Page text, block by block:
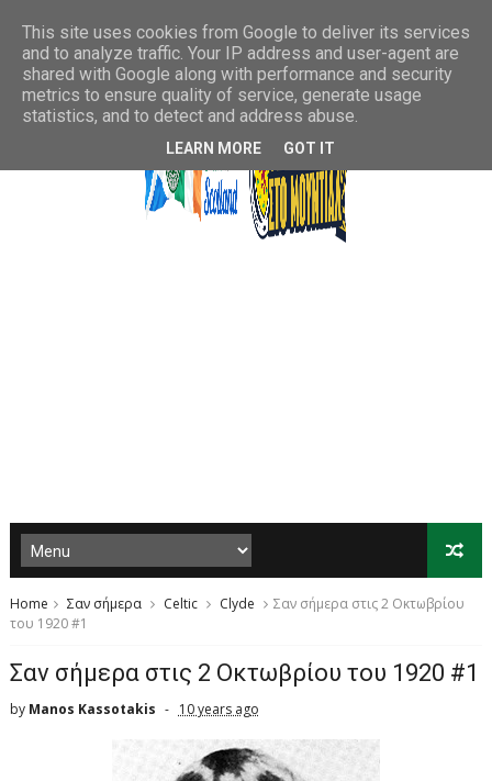
Home Σαν σήμερα Celtic Clyde
Σαν σήμερα στις 2 Οκτωβρίου
του 1920 #1
Σαν σήμερα στις 2 Οκτωβρίου του 1920 #1
by Manos Kassotakis 10 years ago
This site uses cookies from Google to deliver its services
and to analyze traffic. Your IP address and user-agent are
shared with Google along with performance and security
metrics to ensure quality of service, generate usage
statistics, and to detect and address abuse.
LEARN MORE GOT IT